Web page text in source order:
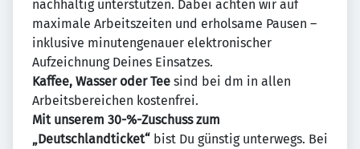
nachhaltig unterstützen. Dabei achten wir auf
maximale Arbeitszeiten und erholsame Pausen –
inklusive minutengenauer elektronischer
Aufzeichnung Deines Einsatzes.
Kaffee, Wasser oder Tee sind bei dm in allen
Arbeitsbereichen kostenfrei.
Mit unserem 30-%-Zuschuss zum
„Deutschlandticket“ bist Du günstig unterwegs. Bei